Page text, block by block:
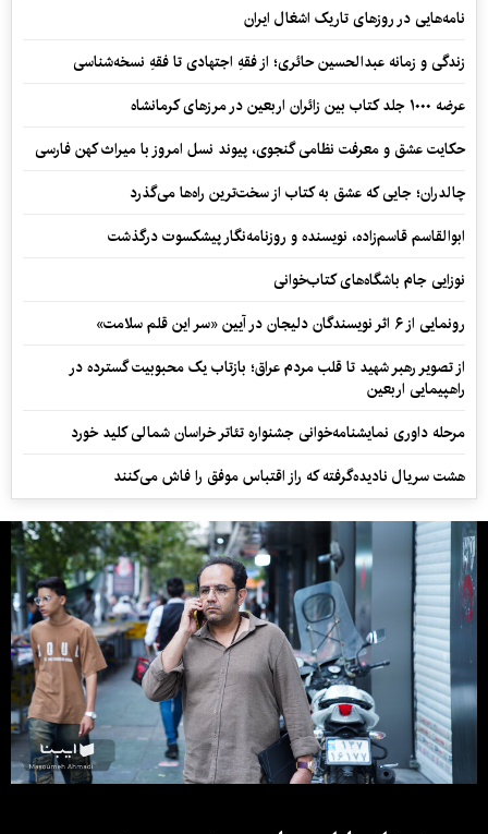
نامه‌هایی در روزهای تاریک اشغال ایران
زندگی و زمانه عبدالحسین حائری؛ از فقهِ اجتهادی تا فقهِ نسخه‌شناسی
عرضه ۱۰۰۰ جلد کتاب بین زائران اربعین در مرزهای کرمانشاه
حکایت عشق و معرفت نظامی گنجوی، پیوند نسل امروز با میراث کهن فارسی
چالدران؛ جایی که عشق به کتاب از سخت‌ترین راه‌ها می‌گذرد
ابوالقاسم قاسم‌زاده، نویسنده و روزنامه‌نگار پیشکسوت درگذشت
نوزایی جام باشگاه‌های کتاب‌خوانی
رونمایی از ۶ اثر نویسندگان دلیجان در آیین «سر این قلم سلامت»
از تصویر رهبر شهید تا قلب مردم عراق؛ بازتاب یک محبوبیت گسترده در
راهپیمایی اربعین
مرحله داوری نمایشنامه‌خوانی جشنواره تئاتر خراسان شمالی کلید خورد
هشت سریال نادیده‌گرفته که راز اقتباس موفق را فاش می‌کنند